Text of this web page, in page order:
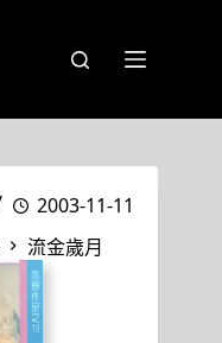
2003-11-11
流金歲月